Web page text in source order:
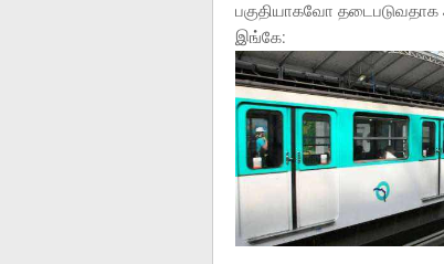
பகுதியாகவோ தடைபடுவதாக
இங்கே: